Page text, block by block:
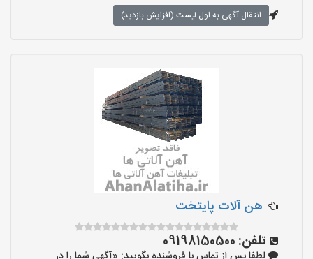
انتقال آگهی به اول لیست (افزایش بازدید)
هن آلات پایتخت
تلفن: 09198150500